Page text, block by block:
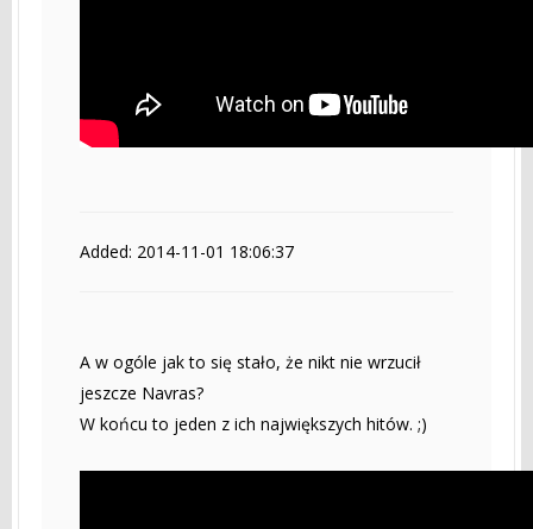
Added: 2014-11-01 18:06:37
A w ogóle jak to się stało, że nikt nie wrzucił
jeszcze Navras?
W końcu to jeden z ich największych hitów. ;)